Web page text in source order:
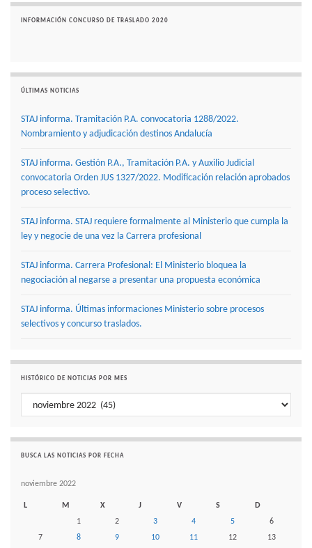
INFORMACIÓN CONCURSO DE TRASLADO 2020
ÚLTIMAS NOTICIAS
STAJ informa. Tramitación P.A. convocatoria 1288/2022.
Nombramiento y adjudicación destinos Andalucía
STAJ informa. Gestión P.A., Tramitación P.A. y Auxilio Judicial
convocatoria Orden JUS 1327/2022. Modificación relación aprobados
proceso selectivo.
STAJ informa. STAJ requiere formalmente al Ministerio que cumpla la
ley y negocie de una vez la Carrera profesional
STAJ informa. Carrera Profesional: El Ministerio bloquea la
negociación al negarse a presentar una propuesta económica
STAJ informa. Últimas informaciones Ministerio sobre procesos
selectivos y concurso traslados.
HISTÓRICO DE NOTICIAS POR MES
Histórico de noticias por mes
BUSCA LAS NOTICIAS POR FECHA
noviembre 2022
L M X J V S
D
1
2 3 4 5
6
7
8 9 10 11 12
13